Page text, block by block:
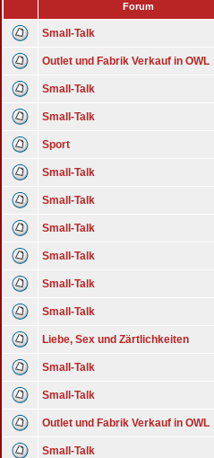
Forum
Small-Talk
Outlet und Fabrik Verkauf in OWL
Small-Talk
Small-Talk
Sport
Small-Talk
Small-Talk
Small-Talk
Small-Talk
Small-Talk
Small-Talk
Liebe, Sex und Zärtlichkeiten
Small-Talk
Small-Talk
Outlet und Fabrik Verkauf in OWL
Small-Talk